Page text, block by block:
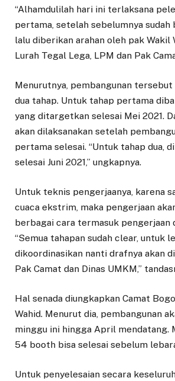
“Alhamdulilah hari ini terlaksana
pertama, setelah sebelumnya
lalu diberikan arahan oleh pak Wakil
Lurah Tegal Lega, LPM dan Pak
Menurutnya, pembangunan tersebut
dua tahap. Untuk tahap pertama
yang ditargetkan selesai Mei 2021.
akan dilaksanakan setelah
pertama selesai. “Untuk tahap dua,
selesai Juni 2021,” ungkapnya.
Untuk teknis pengerjaanya, karena
cuaca ekstrim, maka pengerjaan
berbagai cara termasuk pengerjaan
“Semua tahapan sudah clear, untuk
dikoordinasikan nanti drafnya akan
Pak Camat dan Dinas UMKM,”
Hal senada diungkapkan Camat
Wahid. Menurut dia, pembangunan
minggu ini hingga April mendatang.
54 booth bisa selesai sebelum
Untuk penyelesaian secara